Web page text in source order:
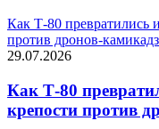
Как Т-80 превратились
против дронов-
29.07.2026
Как Т-80
крепости против